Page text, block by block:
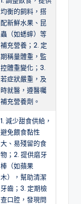
均衡的飼料，搭
配新鮮水果、昆
蟲（如蟋蟀）等
補充營養；2. 定
期稱量體重，監
控體重變化；3.
若症狀嚴重，及
時就醫，遵醫囑
補充營養劑。
1. 減少甜食供給，
避免餵食黏性
大、易殘留的食
物；2. 提供磨牙
棒（如蘋果
木），幫助清潔
牙齒；3. 定期檢
查口腔，發現問